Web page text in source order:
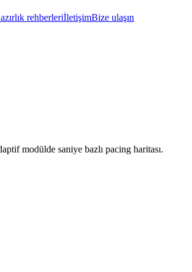
rehberleriİletişimBize ulaşın
modülde saniye bazlı pacing haritası.